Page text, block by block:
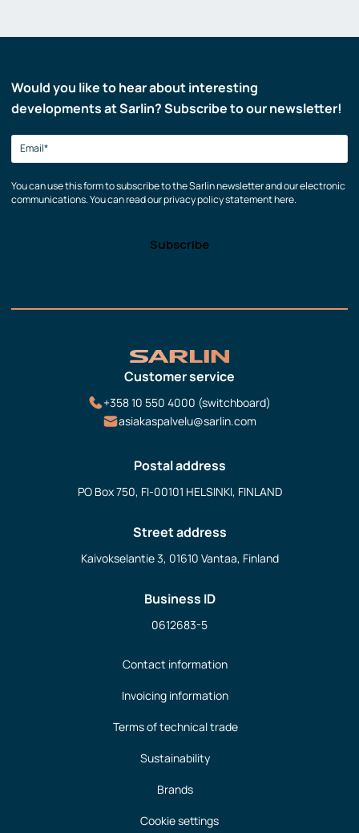
Would you like to hear about interesting
developments at Sarlin? Subscribe to our newsletter!
You can use this form to subscribe to the Sarlin newsletter and our electronic
communications. You can read our privacy policy statement here.
Customer service
+358 10 550 4000 (switchboard)
asiakaspalvelu@sarlin.com
Postal address
PO Box 750, FI-00101 HELSINKI, FINLAND
Street address
Kaivokselantie 3, 01610 Vantaa, Finland
Business ID
0612683-5
Contact information
Invoicing information
Terms of technical trade
Sustainability
Brands
Cookie settings